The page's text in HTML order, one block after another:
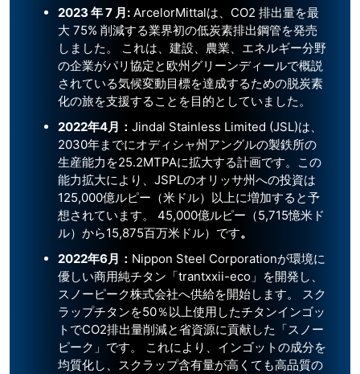
2023 年7 月: ArcelorMittalは、CO2 排出量を最
大 75% 削減する業界初の低炭素排出鋼管を発売
しました。 これは、建設、農業、エネルギー分野
の企業がパリ協定と欧州グリーンディールで概説
されている気候変動目標を達成するための脱炭素
化の旅を支援することを目的としていました。
2022年4月： Jindal Stainless Limited (JSL)は、
2030年までにオディシャ州アングルの製鉄所の
生産能力を25.2MTPAに拡大する計画です。この
能力拡大により、JSPLのオリッサ州への投資は
125,000億ルピー（米ドル）以上に増加すると予
想されています。 45,000億ルピー（5,715憶米ド
ル）から15,875百万米ドル）です。
2022年6月： Nippon Steel Corporationが環境に
優しい商用純チタン「trantxxii-eco」を開発し、
スノーピーク株式会社へ供給を開始します。 スク
ラップチタンを50％以上使用したチタンインゴッ
トでCO2排出量削減と省資源に貢献した「スノー
ピーク」です。 これにより、インゴットの成分を
均質化し、スクラップ含有量が高くても高品質の